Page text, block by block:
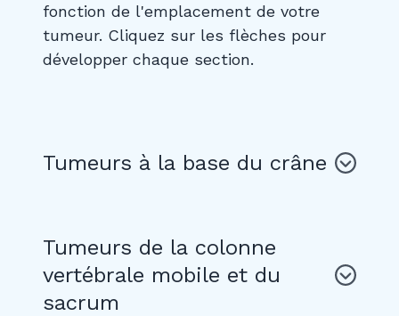
fonction de l'emplacement de votre
tumeur. Cliquez sur les flèches pour
développer chaque section.
Tumeurs à la base du crâne
Tumeurs de la colonne
vertébrale mobile et du
sacrum